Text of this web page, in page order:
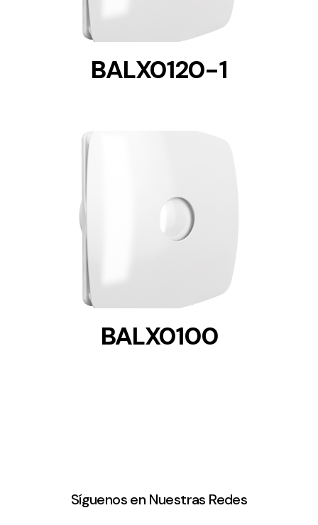
BALX0120-1
BALX0100
Síguenos en Nuestras Redes